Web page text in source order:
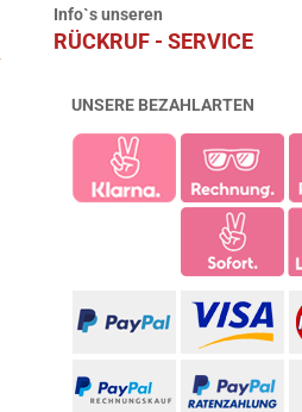
Info`s unseren
RÜCKRUF - SERVICE
UNSERE BEZAHLARTEN